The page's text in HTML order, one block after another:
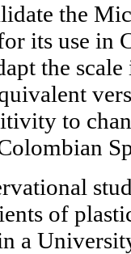
the
its use in
the
to
of
a